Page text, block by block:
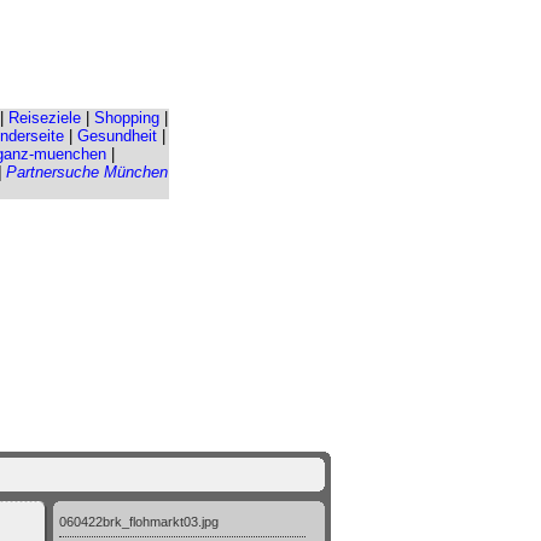
Reiseziele| Shopping
| Gesundheit|
muenchen
Partnersuche München
060422brk_flohmarkt03.jpg